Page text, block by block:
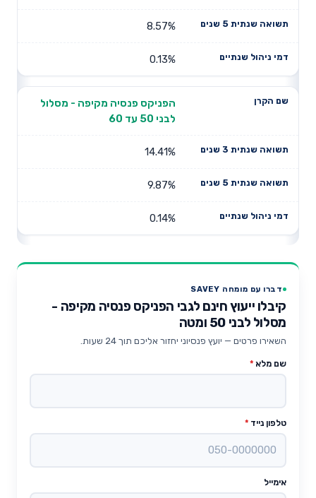
8.57%
0.13%
הפניקס פנסיה מקיפה - מסלול
לבני 50 עד 60
14.41%
9.87%
0.14%
דברו עם מומחה SAVEY
קיבלו ייעוץ חינם לגבי הפניקס פנסיה מקיפה -
מסלול לבני 50 ומטה
השאירו פרטים — יועץ פנסיוני יחזור אליכם תוך 24 שעות.
שם מלא *
טלפון נייד *
אימייל